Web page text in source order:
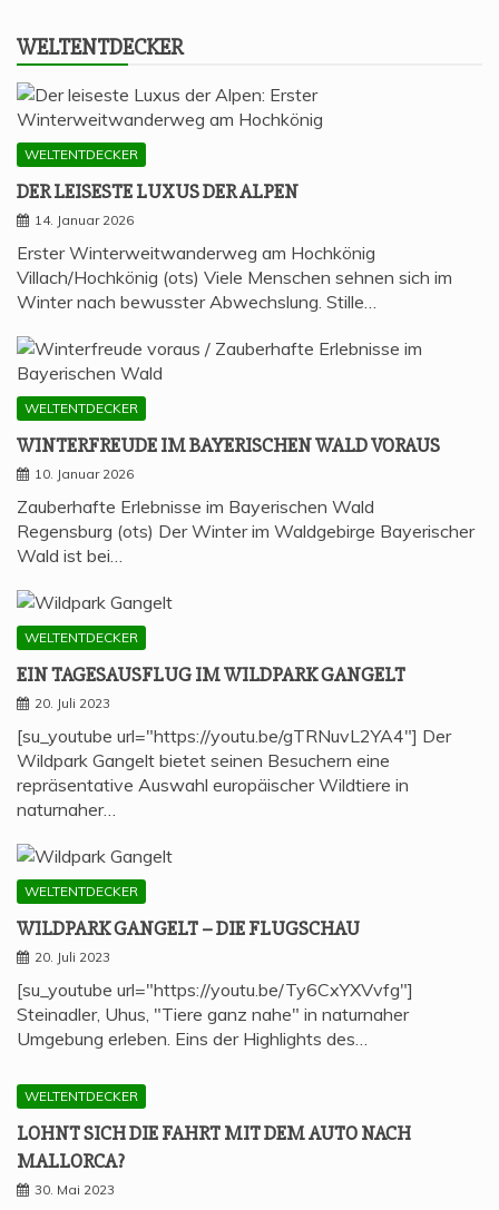
WELT­ENT­DE­CKER
WELTENTDECKER
DER LEI­SES­TE LUXUS DER ALPEN
14. Januar 2026
Erster Winterweitwanderweg am Hochkönig
Villach/Hochkönig (ots) Viele Menschen sehnen sich im
Winter nach bewusster Abwechslung. Stille…
WELTENTDECKER
WIN­TER­FREU­DE IM BAYE­RI­SCHEN WALD VORAUS
10. Januar 2026
Zauberhafte Erlebnisse im Bayerischen Wald
Regensburg (ots) Der Winter im Waldgebirge Bayerischer
Wald ist bei…
WELTENTDECKER
EIN TAGES­AUS­FLUG IM WILD­PARK GANGELT
20. Juli 2023
[su_youtube url="https://youtu.be/gTRNuvL2YA4"] Der
Wildpark Gangelt bietet seinen Besuchern eine
repräsentative Auswahl europäischer Wildtiere in
naturnaher…
WELTENTDECKER
WILD­PARK GAN­GELT – DIE FLUGSCHAU
20. Juli 2023
[su_youtube url="https://youtu.be/Ty6CxYXVvfg"]
Steinadler, Uhus, "Tiere ganz nahe" in naturnaher
Umgebung erleben. Eins der Highlights des…
WELTENTDECKER
LOHNT SICH DIE FAHRT MIT DEM AUTO NACH
MALLORCA?
30. Mai 2023